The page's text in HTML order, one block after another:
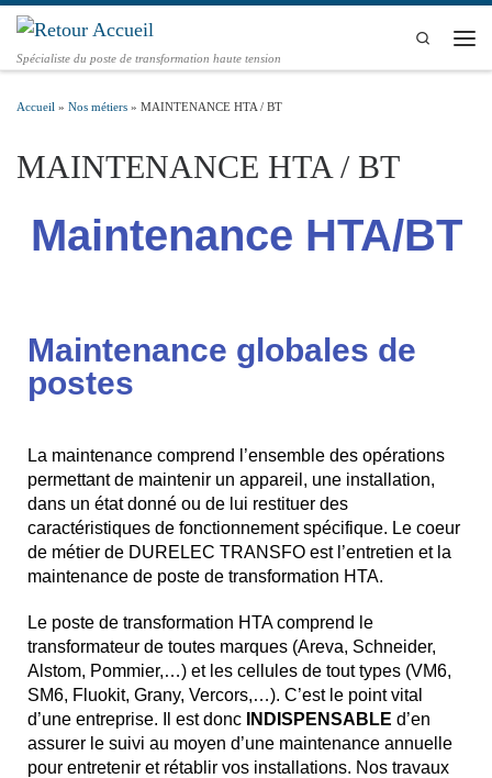
Passer au contenu
Spécialiste du poste de transformation haute tension
Search
Accueil » Nos métiers » MAINTENANCE HTA / BT
MAINTENANCE HTA / BT
Maintenance HTA/BT
Maintenance globales de
postes
La maintenance comprend l’ensemble des opérations
permettant de maintenir un appareil, une installation,
dans un état donné ou de lui restituer des
caractéristiques de fonctionnement spécifique. Le coeur
de métier de DURELEC TRANSFO est l’entretien et la
maintenance de poste de transformation HTA.
Le poste de transformation HTA comprend le
transformateur de toutes marques (Areva, Schneider,
Alstom, Pommier,…) et les cellules de tout types (VM6,
SM6, Fluokit, Grany, Vercors,…). C’est le point vital
d’une entreprise. Il est donc INDISPENSABLE d’en
assurer le suivi au moyen d’une maintenance annuelle
pour entretenir et rétablir vos installations. Nos travaux